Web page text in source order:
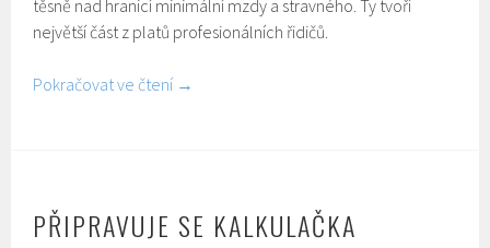
těsně nad hranicí minimální mzdy a stravného. Ty tvoří
největší část z platů profesionálních řidičů.
Pokračovat ve čtení →
PŘIPRAVUJE SE KALKULAČKA